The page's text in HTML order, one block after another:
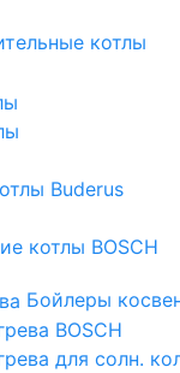
котлы
Buderus
котлы BOSCH
Бойлеры
BOSCH
для солн.